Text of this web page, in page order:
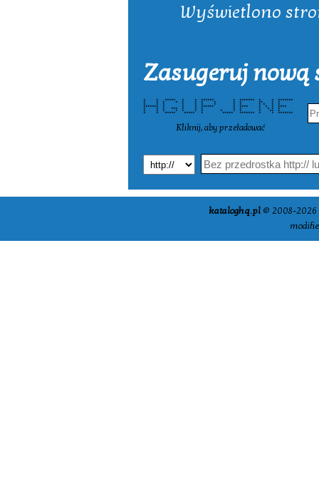
Wyświetlono
Zasugeruj nową
* * ***** * * ****** * ******* * * *******
* * * * * * * * * * ** * *
* * * * * * * * * * * * *
******* * * * ****** * **** * * * ****
* * * *** * * * * * * * * *
* * * * * * * * * * * ** *
* * ***** ***** * ***** ******* * * *******
Kliknij, aby przeładować
kataloghq.pl © 2008-